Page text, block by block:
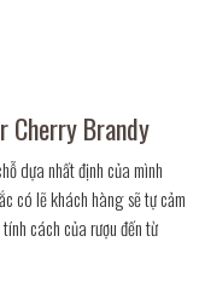
Cherry Brandy
dựa nhất định của mình
có lẽ khách hàng sẽ tự cảm
cách của rượu đến từ